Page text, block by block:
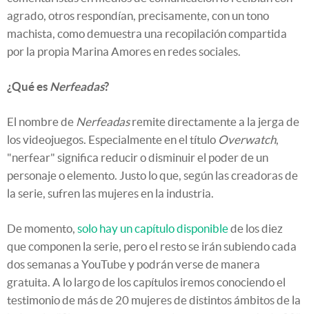
agrado, otros respondían, precisamente, con un tono
machista, como demuestra una recopilación compartida
por la propia Marina Amores en redes sociales.
¿Qué es Nerfeadas?
El nombre de Nerfeadasremite directamente a la jerga de
los videojuegos. Especialmente en el título Overwatch,
"nerfear" significa reducir o disminuir el poder de un
personaje o elemento. Justo lo que, según las creadoras de
la serie, sufren las mujeres en la industria.
De momento, solo hay un capítulo disponiblede los diez
que componen la serie, pero el resto se irán subiendo cada
dos semanas a YouTube y podrán verse de manera
gratuita. A lo largo de los capítulos iremos conociendo el
testimonio de más de 20 mujeres de distintos ámbitos de la